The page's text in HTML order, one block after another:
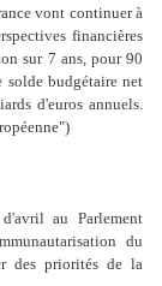
vont continuer à
financières
sur 7 ans, pour 90
solde budgétaire net
d'euros annuels.
au Parlement
du
des priorités de la